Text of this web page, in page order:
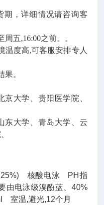
期，详细情况请咨询客
五,16:00之前。。
温度高,可客服安排专人
。
大学、贵阳医学院、
东大学、青岛大学、云
核酸电泳 PH指
由电泳级溴酚蓝、40%
室温,避光,12个月